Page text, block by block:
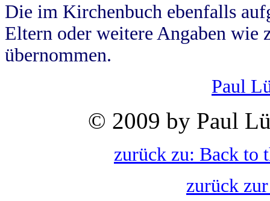
Die im Kirchenbuch ebenfalls
Eltern oder weitere Angaben wie
übernommen.
Paul
© 2009 by Paul
zurück zu: Back to
zurück